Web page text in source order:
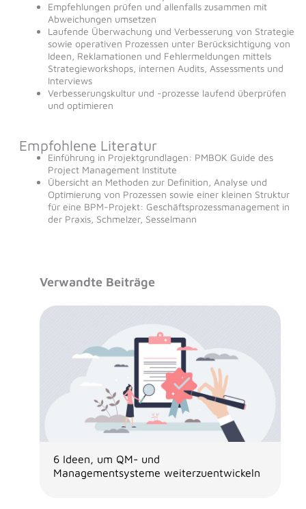
Empfehlungen prüfen und allenfalls zusammen mit
Abweichungen umsetzen
Laufende Überwachung und Verbesserung von Strategie
sowie operativen Prozessen unter Berücksichtigung von
Ideen, Reklamationen und Fehlermeldungen mittels
Strategieworkshops, internen Audits, Assessments und
Interviews
Verbesserungskultur und -prozesse laufend überprüfen
und optimieren
Empfohlene Literatur
Einführung in Projektgrundlagen: PMBOK Guide des
Project Management Institute
Übersicht an Methoden zur Definition, Analyse und
Optimierung von Prozessen sowie einer kleinen Struktur
für eine BPM-Projekt: Geschäftsprozessmanagement in
der Praxis, Schmelzer, Sesselmann
Verwandte Beiträge
6 Ideen, um QM- und
Managementsysteme weiterzuentwickeln